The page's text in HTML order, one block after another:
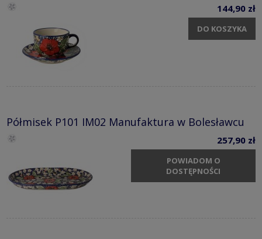
144,90 zł
DO KOSZYKA
Półmisek P101 IM02 Manufaktura w Bolesławcu
257,90 zł
POWIADOM O
DOSTĘPNOŚCI